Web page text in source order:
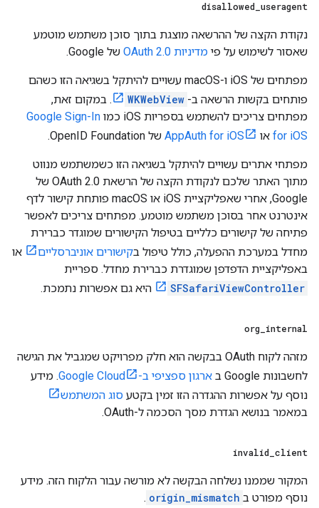
disallowed useragent
נקודת הקצה של ההרשאה מוצגת בתוך סוכן משתמש מוטמע
שאסור לשימוש על פי מדיניות OAuth 2.0 של Google.
מפתחים של iOS ו-macOS עשויים להיתקל בשגיאה הזו כשהם
פותחים בקשות הרשאה ב- WKWebView
. במקום זאת,
מפתחים צריכים להשתמש בספריות iOS כמו
Google Sign-In
for iOS או AppAuth for iOS של OpenID Foundation.
מפתחי אתרים עשויים להיתקל בשגיאה הזו כשמשתמש מנווט
מתוך האתר שלכם לנקודת הקצה של הרשאת OAuth 2.0 של
Google, אחרי שאפליקציית iOS או macOS פותחת קישור לדף
אינטרנט אחר בסוכן משתמש מוטמע. מפתחים צריכים לאפשר
פתיחה של קישורים כלליים בטיפול הקישורים שמוגדר כברירת
מחדל במערכת ההפעלה, כולל טיפול בקישורים אוניברסליים
או
באפליקציית הדפדפן שמוגדרת כברירת מחדל. ספריית
SFSafariViewController
היא גם אפשרות נתמכת.
org internal
מזהה לקוח OAuth בבקשה הוא חלק מפרויקט שמגביל את הגישה
לחשבונות Google ב
ארגון ספציפי ב-Google Cloud
. מידע
נוסף על אפשרות ההגדרה הזו זמין בקטע סוג המשתמש
במאמר בנושא הגדרת מסך הסכמה ל-OAuth.
invalid client
המקור שממנו נשלחה הבקשה לא מורשה עבור הלקוח הזה. מידע
נוסף מפורט ב origin_mismatch
.